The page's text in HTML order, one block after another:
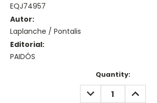
EQJ74957
Autor:
Laplanche / Pontalis
Editorial:
PAIDÓS
Quantity:
DECREASE
QUANTITY: